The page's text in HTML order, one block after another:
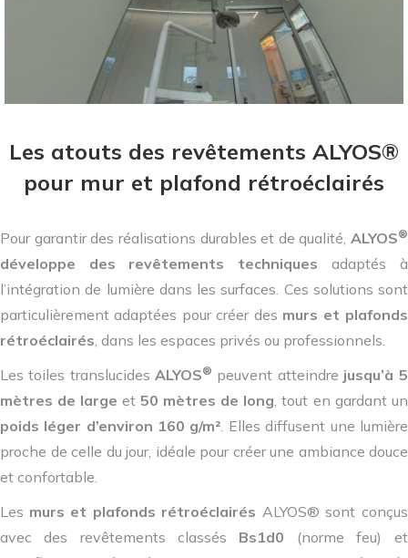
Les atouts des revêtements ALYOS®
pour mur et plafond rétroéclairés
Pour garantir des réalisations durables et de qualité, ALYOS®
développe des revêtements techniques adaptés à
l’intégration de lumière dans les surfaces. Ces solutions sont
particulièrement adaptées pour créer des murs et plafonds
rétroéclairés , dans les espaces privés ou professionnels.
Les toiles translucides ALYOS® peuvent atteindre jusqu’à 5
mètres de large et 50 mètres de long , tout en gardant un
poids léger d’environ 160 g/m² . Elles diffusent une lumière
proche de celle du jour, idéale pour créer une ambiance douce
et confortable.
Les murs et plafonds rétroéclairés ALYOS® sont conçus
avec des revêtements classés Bs1d0 (norme feu) et